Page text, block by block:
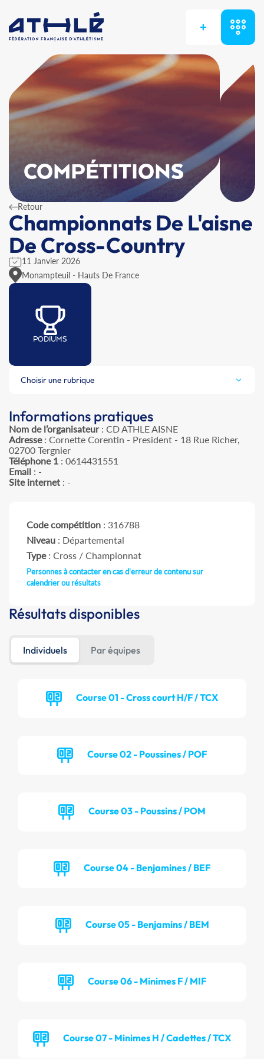
+
COMPÉTITIONS
Retour
Championnats De L'aisne
De Cross-Country
11 Janvier 2026
Monampteuil - Hauts De France
PODIUMS
Choisir une rubrique
Informations pratiques
Nom de l’organisateur: CD ATHLE AISNE
Adresse: Cornette Corentin - President - 18 Rue Richer,
02700 Tergnier
Téléphone 1 : 0614431551
Email : -
Site internet : -
Code compétition : 316788
Niveau : Départemental
Type: Cross / Championnat
Personnes à contacter en cas d'erreur de contenu sur
calendrier ou résultats
Résultats disponibles
Individuels Par équipes
Course 01 - Cross court H/F / TCX
Course 02 - Poussines / POF
Course 03 - Poussins / POM
Course 04 - Benjamines / BEF
Course 05 - Benjamins / BEM
Course 06 - Minimes F / MIF
Course 07 - Minimes H / Cadettes / TCX